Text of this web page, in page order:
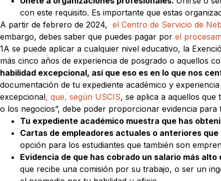
con este requisito. Es importante que estas
A partir de febrero de 2024, el Centro de Servicio de
embargo, debes saber que puedes pagar por el
1A se puede aplicar a cualquier nivel educativo, la
más cinco años de experiencia de posgrado o aquellos
habilidad excepcional, así que eso es en lo que nos
documentación de tu expediente académico y
excepcional, que, según USCIS, se aplica a aquellos que
o los negocios”, debe poder proporcionar evidencia para
Tu expediente académico muestra que has
Cartas de empleadores actuales o anteriores
opción para los estudiantes que también son
Evidencia de que has cobrado un salario más alto
que recibe una comisión por su trabajo, o ser un